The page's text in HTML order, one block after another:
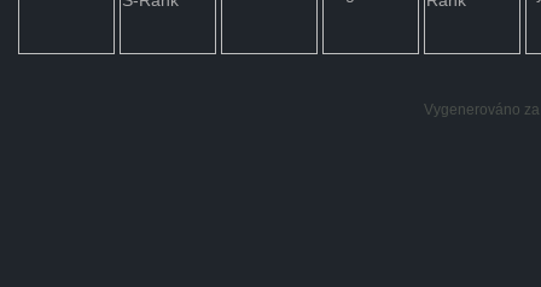
Vygenerováno